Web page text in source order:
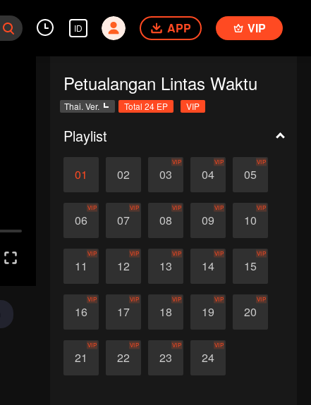
ID APP VIP
Petualangan Lintas Waktu
Thai. Ver. Total 24 EP VIP
Playlist
01 02 03
VIP
04
VIP
05
VIP
06
VIP
07
VIP
08
VIP
09
VIP
10
VIP
11
VIP
12
VIP
13
VIP
14
VIP
15
VIP
16
VIP
17
VIP
18
VIP
19
VIP
20
VIP
21
VIP
22
VIP
23
VIP
24
VIP